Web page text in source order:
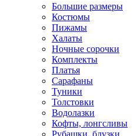
Большие размеры
Костюмы
Пижамы
Халаты
Ночные сорочки
Комплекты
Платья
Сарафаны
Туники
Толстовки
Водолазки
Кофты, лонгсливы
Рубашки, блузки